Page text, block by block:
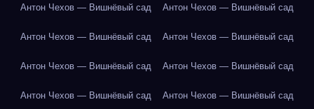
Антон Чехов — Вишнёвый сад Антон Чехов — Вишнёвый сад
Антон Чехов — Вишнёвый сад Антон Чехов — Вишнёвый сад
Антон Чехов — Вишнёвый сад Антон Чехов — Вишнёвый сад
Антон Чехов — Вишнёвый сад Антон Чехов — Вишнёвый сад